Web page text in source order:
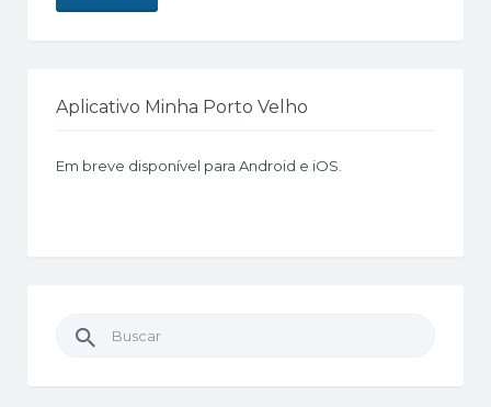
Aplicativo Minha Porto Velho
Em breve disponível para Android e iOS.
Buscar